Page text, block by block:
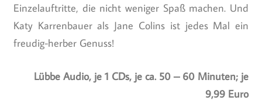
Einzelauftritte, die nicht weniger Spaß machen. Und
Katy Karrenbauer als Jane Colins ist jedes Mal ein
freudig-herber Genuss!
Lübbe Audio, je 1 CDs, je ca. 50 – 60 Minuten; je
9,99 Euro